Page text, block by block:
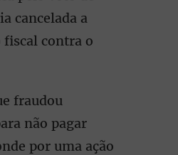
cancelada a
fiscal contra o
fraudou
não pagar
por uma ação